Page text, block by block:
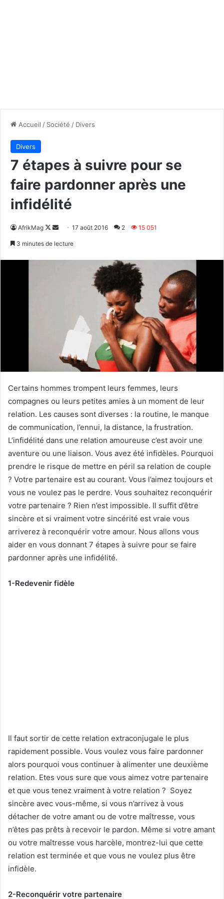
Accueil / Société / Divers
Divers
7 étapes à suivre pour se
faire pardonner après une
infidélité
AfrikMag
Follow
Envoyer17 août 2016 2 15 051
3 minutes de lecture
Certains hommes trompent leurs femmes, leurs
compagnes ou leurs petites amies à un moment de leur
relation. Les causes sont diverses : la routine, le manque
de communication, l’ennui, la distance, la frustration.
L’infidélité dans une relation amoureuse c’est avoir une
aventure ou une liaison. Vous avez été infidèles. Pourquoi
prendre le risque de mettre en péril sa relation de couple
? Votre partenaire est au courant. Vous l’aimez toujours et
vous ne voulez pas le perdre. Vous souhaitez reconquérir
votre partenaire ? Rien n’est impossible. Il suffit d’être
sincère et si vraiment votre sincérité est vraie vous
arriverez à reconquérir votre amour. Nous allons vous
aider en vous donnant 7 étapes à suivre pour se faire
pardonner après une infidélité.
1-Redevenir fidèle
Il faut sortir de cette relation extraconjugale le plus
rapidement possible. Vous voulez vous faire pardonner
alors pourquoi vous continuer à alimenter une deuxième
relation. Etes vous sure que vous aimez votre partenaire
et que vous tenez vraiment à votre relation ? Soyez
sincère avec vous-même, si vous n’arrivez à vous
détacher de votre amant ou de votre maîtresse, vous
n’êtes pas prêts à recevoir le pardon. Même si votre amant
ou votre maîtresse vous harcèle, montrez-lui que cette
relation est terminée et que vous ne voulez plus être
infidèle.
2-Reconquérir votre partenaire